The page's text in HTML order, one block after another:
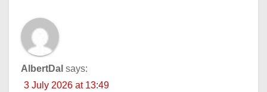
AlbertDal says:
3 July 2026 at 13:49